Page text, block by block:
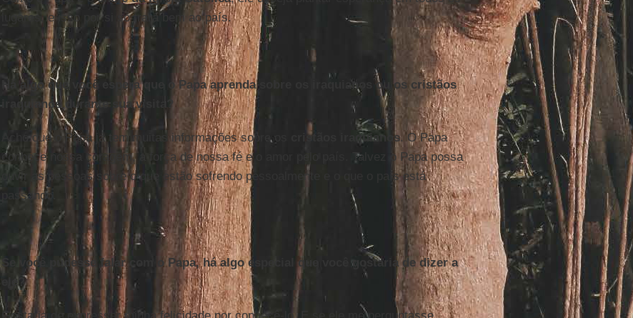
lugares, e isso por si só trará bem ao país.
Há algo que você espera que o Papa aprenda sobre os iraquianos ou os cristãos
iraquianos durante sua visita?
Acho que o Papa já tem muitas informações sobre os cristãos iraquianos. O Papa
conhece nossa coragem, a força de nossa fé e o amor pelo país. Talvez o Papa possa
ouvir as pessoas sobre o que estão sofrendo pessoalmente e o que o país está
passando.
Se você pudesse falar com o Papa, há algo especial que você gostaria de dizer a
ele?